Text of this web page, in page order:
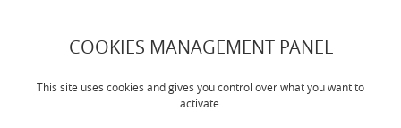
COOKIES MANAGEMENT PANEL
This site uses cookies and gives you control over what you want to
activate.
Formulaire
d'inscription - 27 mai
2024